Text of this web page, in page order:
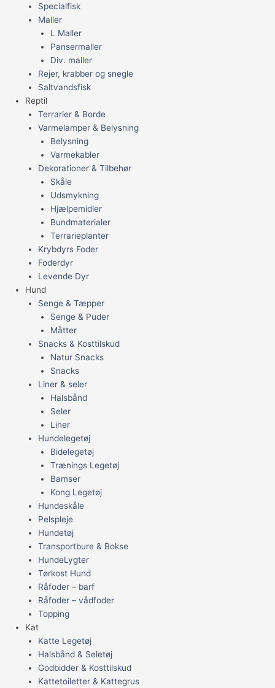
Specialfisk
Maller
L Maller
Pansermaller
Div. maller
Rejer, krabber og snegle
Saltvandsfisk
Reptil
Terrarier & Borde
Varmelamper & Belysning
Belysning
Varmekabler
Dekorationer & Tilbehør
Skåle
Udsmykning
Hjælpemidler
Bundmaterialer
Terrarieplanter
Krybdyrs Foder
Foderdyr
Levende Dyr
Hund
Senge & Tæpper
Senge & Puder
Måtter
Snacks & Kosttilskud
Natur Snacks
Snacks
Liner & seler
Halsbånd
Seler
Liner
Hundelegetøj
Bidelegetøj
Trænings Legetøj
Bamser
Kong Legetøj
Hundeskåle
Pelspleje
Hundetøj
Transportbure & Bokse
HundeLygter
Tørkost Hund
Råfoder – barf
Råfoder – vådfoder
Topping
Kat
Katte Legetøj
Halsbånd & Seletøj
Godbidder & Kosttilskud
Kattetoiletter & Kattegrus